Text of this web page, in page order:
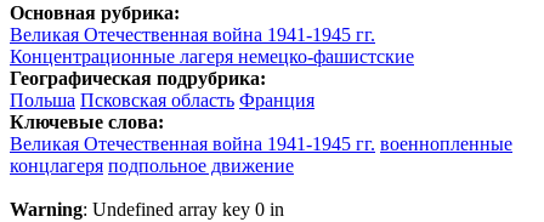
Основная рубрика:
Великая Отечественная война 1941-1945 гг.
Концентрационные лагеря немецко-фашистские
Географическая подрубрика:
Польша Псковская область Франция
Ключевые слова:
Великая Отечественная война 1941-1945 гг. военнопленные
концлагеря подпольное движение
Warning: Undefined array key 0 in